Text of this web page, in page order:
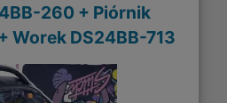
260 + Piórnik
Worek DS24BB-713